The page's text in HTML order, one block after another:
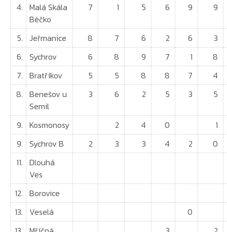
4. Malá Skála
Béčko
7 1 5 6 9 9
5. Jeřmanice 8 7 6 2 6
3
6. Sychrov 6 8 9 7 1
8
7. Bratříkov 5 5 8 8 7
4
8. Benešov u
Semil
3 6 2 5 3 5
9. Kosmonosy 2 4 0
1
9. Sychrov B 2 3 3 4 2
0
11. Dlouhá
Ves
12. Borovice
13.
Veselá
0